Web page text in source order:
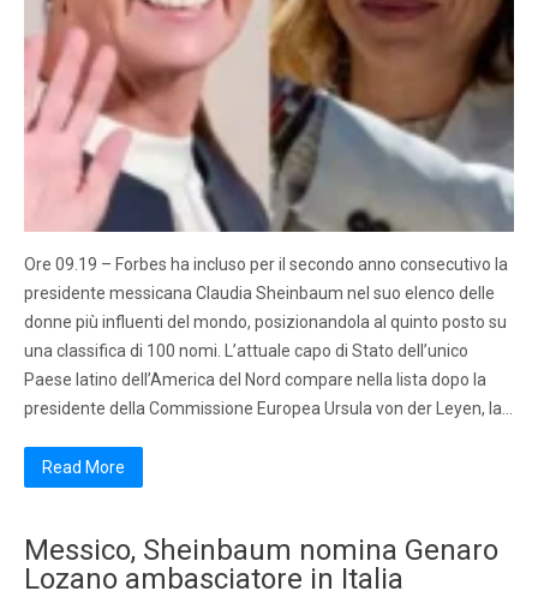
Ore 09.19 – Forbes ha incluso per il secondo anno consecutivo la
presidente messicana Claudia Sheinbaum nel suo elenco delle
donne più influenti del mondo, posizionandola al quinto posto su
una classifica di 100 nomi. L’attuale capo di Stato dell’unico
Paese latino dell’America del Nord compare nella lista dopo la
presidente della Commissione Europea Ursula von der Leyen, la…
Read More
Messico, Sheinbaum nomina Genaro
Lozano ambasciatore in Italia